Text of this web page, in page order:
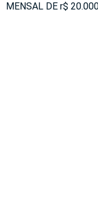
MENSAL DE r$